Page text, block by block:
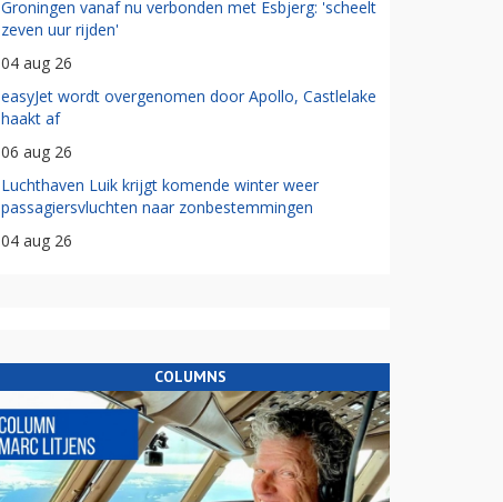
Groningen vanaf nu verbonden met Esbjerg: 'scheelt
zeven uur rijden'
04 aug 26
easyJet wordt overgenomen door Apollo, Castlelake
haakt af
06 aug 26
Luchthaven Luik krijgt komende winter weer
passagiersvluchten naar zonbestemmingen
04 aug 26
COLUMNS